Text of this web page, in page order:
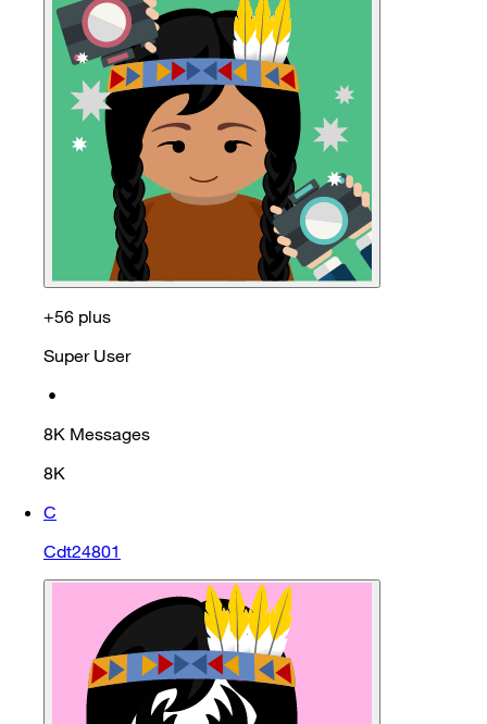
+56 plus
Super User
•
8K Messages
8K
C
Cdt24801